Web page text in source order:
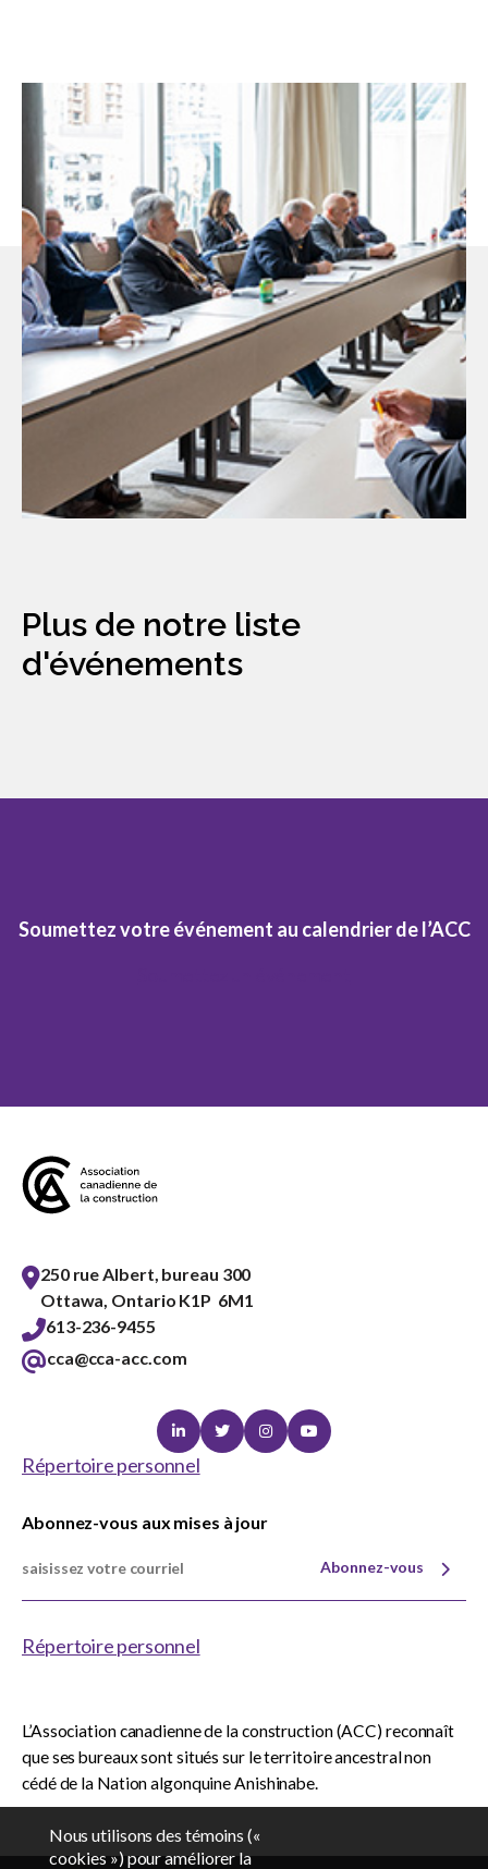
Plus de notre liste
d'événements
Soumettez votre événement au calendrier de l’ACC
250 rue Albert, bureau 300
Ottawa, Ontario K1P 6M1
613-236-9455
cca@cca-acc.com
LinkedinTwitterInstagramYoutube
Répertoire personnel
Abonnez-vous aux mises à jour
Abonnez-vous
Répertoire personnel
L’Association canadienne de la construction (ACC) reconnaît
que ses bureaux sont situés sur le territoire ancestral non
cédé de la Nation algonquine Anishinabe.
Nous utilisons des témoins («
cookies ») pour améliorer la